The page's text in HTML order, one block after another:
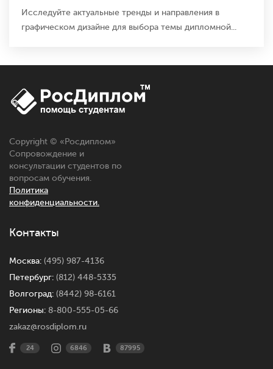
Исследуйте актуальные тренды и направления в
графическом дизайне для выбора темы дипломной...
Copyright © « Росдиплом»
Сопровождение и
консультации студентов по
вопросам обучения.
Политика
конфиденциальности.
Контакты
Москва: (495) 987-4136
Петербург: (812) 448-5335
Волгоград: (8442) 98-6161
Регионы: 8-800-555-05-66
zakaz@rosdiplom.ru
24 6846 87995